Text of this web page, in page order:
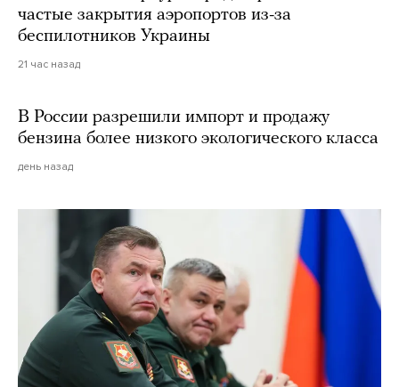
частые закрытия аэропортов из-за
беспилотников Украины
21 час назад
В России разрешили импорт и продажу
бензина более низкого экологического класса
день назад